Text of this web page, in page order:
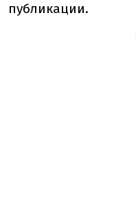
публикации.